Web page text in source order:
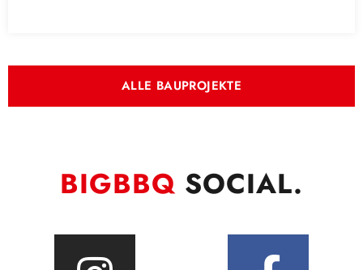
ALLE BAUPROJEKTE
BIGBBQ SOCIAL.